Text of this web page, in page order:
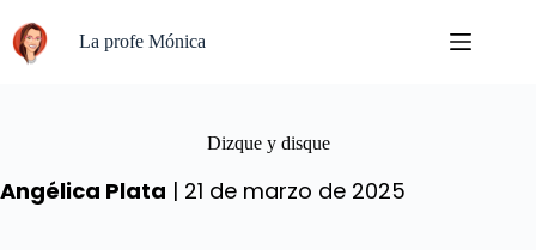
contenido
La profe Mónica
Dizque y disque
Angélica Plata | 21 de marzo de 2025